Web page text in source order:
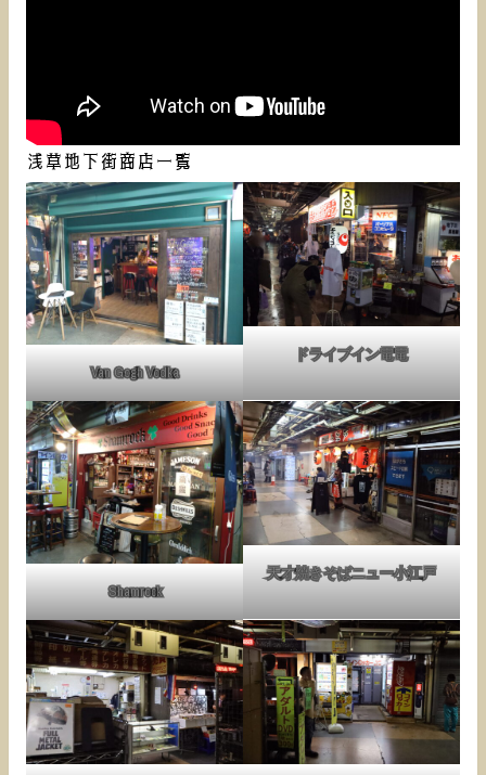
浅草地下街商店一覧
Van Gogh Vodka
ドライブイン電電
Shamrock
天才焼きそばニュー小江戸